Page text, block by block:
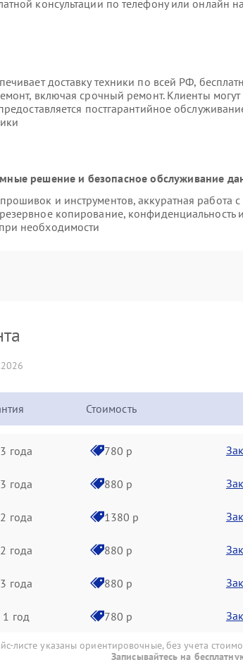
консультации по телефону или онлайн
доставку техники по всей РФ,
включая срочный ремонт. Клиенты могут
постгарантийное
решение и безопасное обслуживание
и инструментов, аккуратная работа с
копирование, конфиденциальность и
необходимости
Стоимость
3 года 780 р
3 года 880 р
2 года 1380 р
2 года 880 р
3 года 880 р
1 год 780 р
листе указаны ориентировочные, без учета
Записывайтесь на